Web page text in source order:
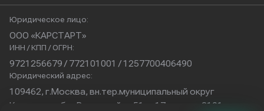
Юридическое лицо:
ООО «КАРСТАРТ»
ИНН / КПП / ОГРН:
9721256679 / 772101001 / 1257700406490
Юридический адрес:
109462, г.Москва, вн.тер.муниципальный округ
Кузьминки, б-р Волжский, д.51, с.17, помещ.2101